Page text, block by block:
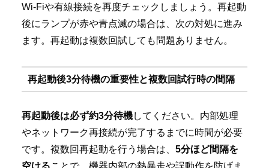
Wi-Fiや有線接続を再度チェックしましょう。再起動
後にランプが赤や青点滅の場合は、次の対処に進み
ます。再起動は複数回試しても問題ありません。
再起動後3分待機の重要性と複数回試行時の間隔
再起動後は必ず約3分待機してください。内部処理
やネットワーク再接続が完了するまでに時間が必要
です。複数回再起動を行う場合は、 5分ほど間隔を
空ける ことで、機器内部の熱暴走や誤動作を防げま